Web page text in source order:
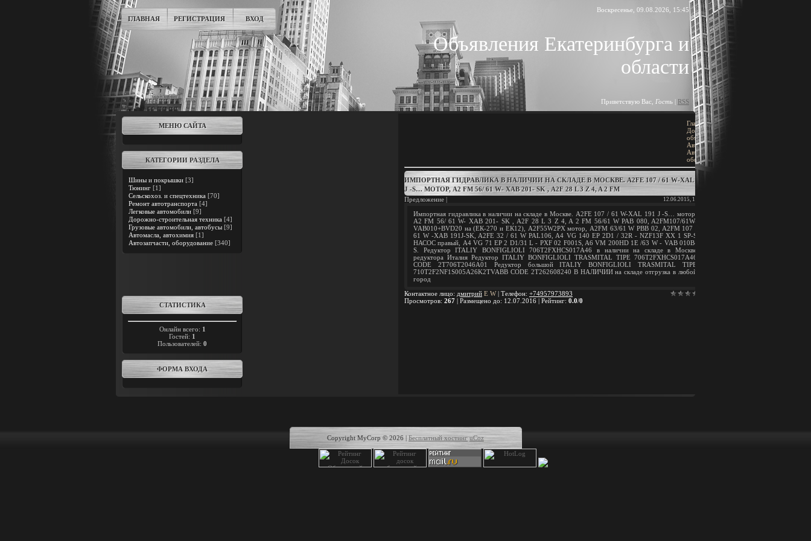
ГЛАВНАЯ РЕГИСТРАЦИЯ ВХОД
Воскресенье, 09.08.2026, 15:45
Объявления Екатеринбурга и
области
Приветствую Вас Гость | RSS
МЕНЮ САЙТА
КАТЕГОРИИ РАЗДЕЛА
Шины и покрышки [3]
Тюнинг [1]
Сельскохоз. и спецтехника [70]
Ремонт автотранспорта [4]
Легковые автомобили [9]
Дорожно-строительная техника [4]
Грузовые автомобили, автобусы [9]
Автомасла, автохимия [1]
Автозапчасти, оборудование [340]
СТАТИСТИКА
Онлайн всего: 1
Гостей: 1
Пользователей: 0
ФОРМА ВХОДА
Главная»
Доска
объявлений
Автомобили
Автозапчасти,
оборудование
ИМПОРТНАЯ ГИДРАВЛИКА В НАЛИЧИИ НА СКЛАДЕ В МОСКВЕ. A2FE 107 / 61 W-XAL 191
J -S… МОТОР, A2 FM 56/ 61 W- XAB 201- SK , А2F 28 L 3 Z 4, A 2 FM
Предложение |
12.06.2015, 19:15
Импортная гидравлика в наличии на складе в Москве. A2FE 107 / 61 W-XAL 191 J -S… мотор,
A2 FM 56/ 61 W- XAB 201- SK , А2F 28 L 3 Z 4, A 2 FM 56/61 W PAB 080, A2FM107/61W-
VAB010+BVD20 на (ЕК-270 и ЕК12), A2F55W2PX мотор, A2FM 63/61 W PBB 02, A2FM 107 /
61 W -XAB 191J-SK, A2FE 32 / 61 W PAL106, A4 VG 140 EP 2D1 / 32R - NZF13F XX 1 SP-S
НАСОС правый, A4 VG 71 EP 2 D1/31 L - PXF 02 F001S, A6 VM 200HD 1E /63 W - VAB 010B-
S. Редуктор ITALIY BONFIGLIOLI 706T2FXHCS017A46 в наличии на складе в Москве
редуктора Италия Редуктор ITALIY BONFIGLIOLI TRASMITAL TIPE 706T2FXHCS017A46
CODE 2T706T2046A01 Редуктор большой ITALIY BONFIGLIOLI TRASMITAL TIPE
710T2F2NF1S005A26K2TVABB CODE 2T262608240 В НАЛИЧИИ на складе отгрузка в любой
город
Контактное лицо: дмитрий E W| Телефон: +74957973893
Просмотров: 267 | Размещено до: 12.07.2016 | Рейтинг: 0.0/0
Copyright MyCorp © 2026 | Бесплатный хостинг uCoz